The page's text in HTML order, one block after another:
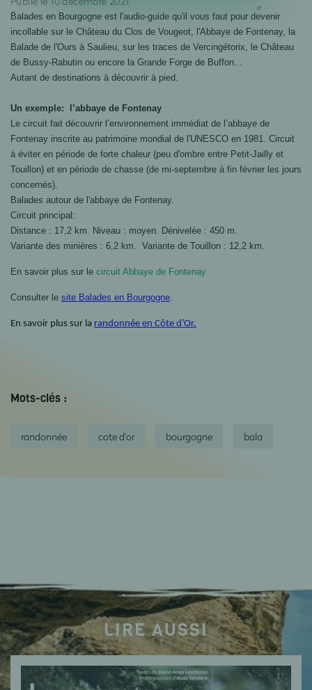
Balades en Bourgogne est l'audio-guide qu'il vous faut pour devenir
incollable sur le Château du Clos de Vougeot, l'Abbaye de Fontenay, la
Balade de l'Ours à Saulieu, sur les traces de Vercingétorix, le Château
de Bussy-Rabutin ou encore la Grande Forge de Buffon...
Autant de destinations à découvrir à pied.
Un exemple: l’abbaye de Fontenay
Le circuit fait découvrir l’environnement immédiat de l’abbaye de
Fontenay inscrite au patrimoine mondial de l'UNESCO en 1981. Circuit
à éviter en période de forte chaleur (peu d'ombre entre Petit-Jailly et
Touillon) et en période de chasse (de mi-septembre à fin février les jours
concernés).
Balades autour de l'abbaye de Fontenay.
Circuit principal:
Distance : 17,2 km. Niveau : moyen. Dénivelée : 450 m.
Variante des minières : 6,2 km. Variante de Touillon : 12,2 km.
En savoir plus sur le circuit Abbaye de Fontenay
Consulter le site Balades en Bourgogne
En savoir plus sur la randonnée en Côte d’Or.
Mots-clés :
randonnée cote d'or bourgogne bala
LIRE AUSSI